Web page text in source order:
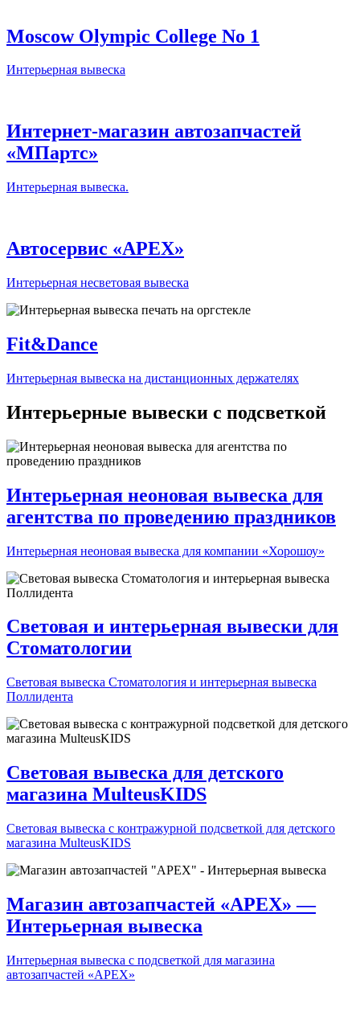
Moscow Olympic College No 1
Интерьерная вывеска
Интернет-магазин автозапчастей
«МПартс»
Интерьерная вывеска.
Автосервис «APEX»
Интерьерная несветовая вывеска
Fit&Dance
Интерьерная вывеска на дистанционных держателях
Интерьерные вывески с подсветкой
Интерьерная неоновая вывеска для
агентства по проведению праздников
Интерьерная неоновая вывеска для компании «Хорошоу»
Световая и интерьерная вывески для
Стоматологии
Световая вывеска Стоматология и интерьерная вывеска
Поллидента
Световая вывеска для детского
магазина MulteusKIDS
Световая вывеска с контражурной подсветкой для детского
магазина MulteusKIDS
Магазин автозапчастей «APEX» —
Интерьерная вывеска
Интерьерная вывеска с подсветкой для магазина
автозапчастей «APEX»